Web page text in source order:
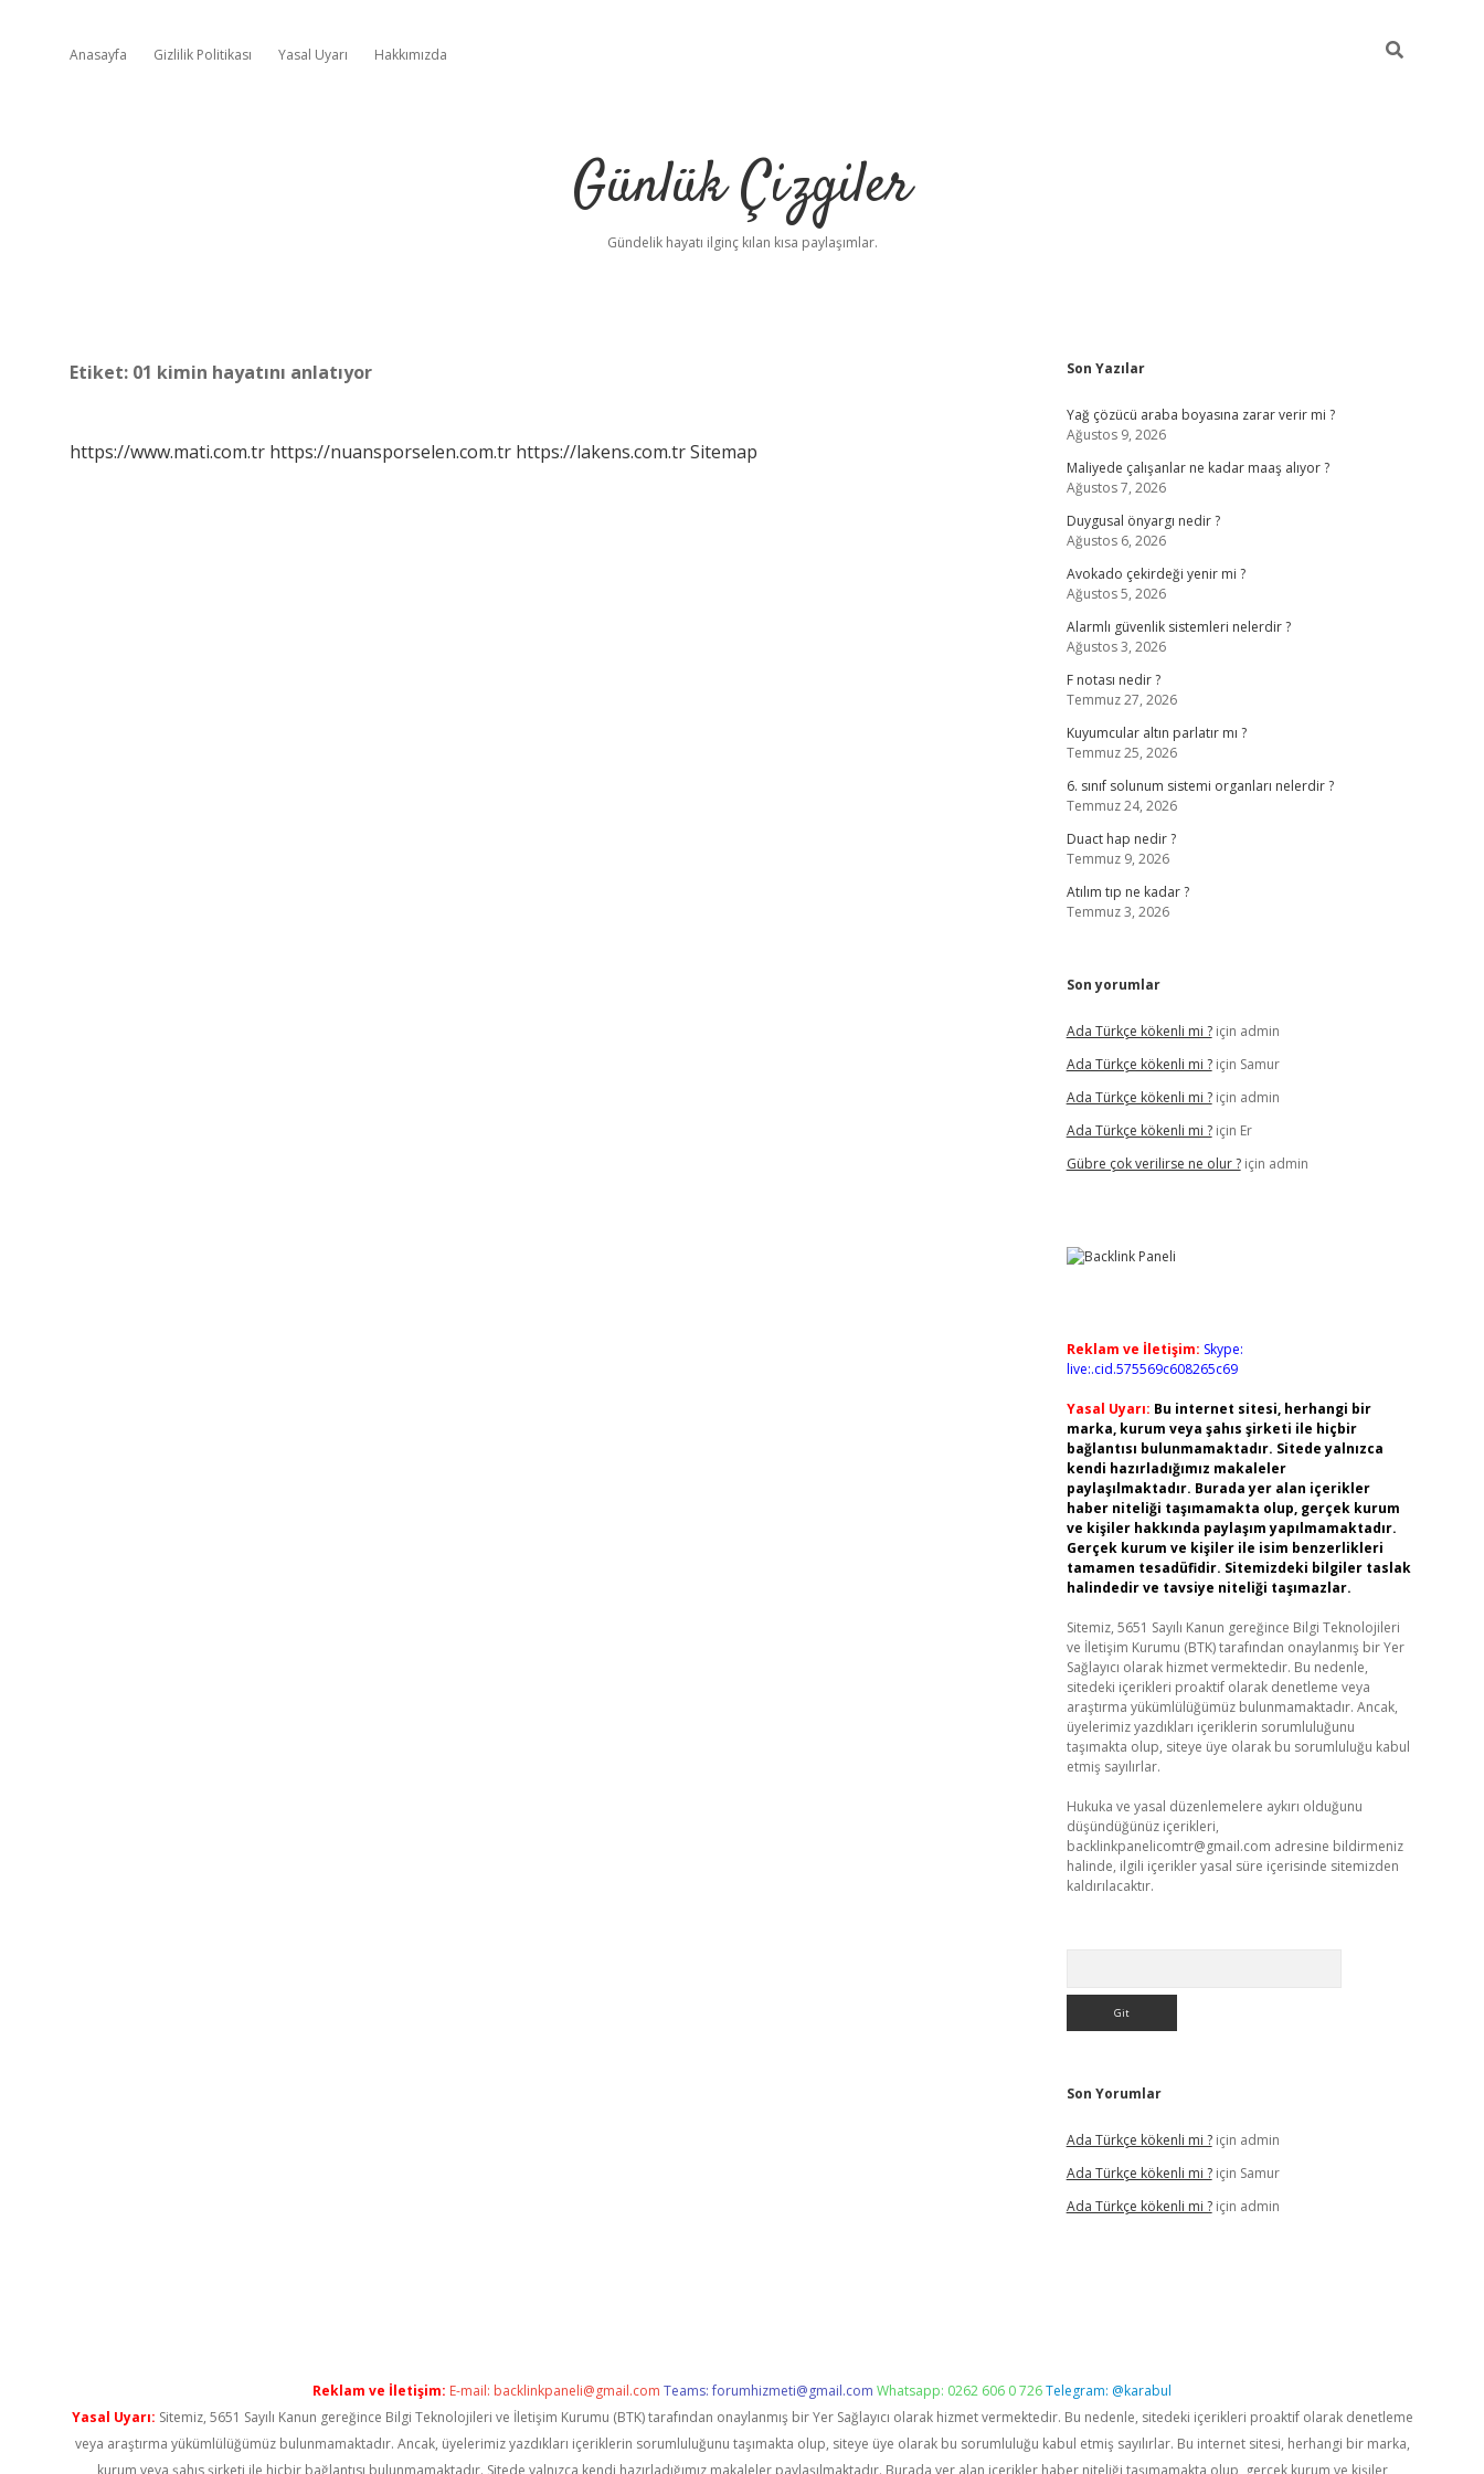
Anasayfa Gizlilik Politikası Yasal Uyarı Hakkımızda
Günlük Çizgiler
Gündelik hayatı ilginç kılan kısa paylaşımlar.
Etiket: 01 kimin hayatını anlatıyor
https://www.mati.com.tr https://nuansporselen.com.tr https://lakens.com.trSitemap
Sidebar
Son Yazılar
Yağ çözücü araba boyasına zarar verir mi ?
Ağustos 9, 2026
Maliyede çalışanlar ne kadar maaş alıyor ?
Ağustos 7, 2026
Duygusal önyargı nedir ?
Ağustos 6, 2026
Avokado çekirdeği yenir mi ?
Ağustos 5, 2026
Alarmlı güvenlik sistemleri nelerdir ?
Ağustos 3, 2026
F notası nedir ?
Temmuz 27, 2026
Kuyumcular altın parlatır mı ?
Temmuz 25, 2026
6. sınıf solunum sistemi organları nelerdir ?
Temmuz 24, 2026
Duact hap nedir ?
Temmuz 9, 2026
Atılım tıp ne kadar ?
Temmuz 3, 2026
Son yorumlar
Ada Türkçe kökenli mi ?için admin
Ada Türkçe kökenli mi ?için Samur
Ada Türkçe kökenli mi ?için admin
Ada Türkçe kökenli mi ?için Er
Gübre çok verilirse ne olur ?için admin
Reklam ve İletişim: Skype:
live:.cid.575569c608265c69
Yasal Uyarı: Bu internet sitesi, herhangi bir
marka, kurum veya şahıs şirketi ile hiçbir
bağlantısı bulunmamaktadır. Sitede yalnızca
kendi hazırladığımız makaleler
paylaşılmaktadır. Burada yer alan içerikler
haber niteliği taşımamakta olup, gerçek kurum
ve kişiler hakkında paylaşım yapılmamaktadır.
Gerçek kurum ve kişiler ile isim benzerlikleri
tamamen tesadüfidir. Sitemizdeki bilgiler taslak
halindedir ve tavsiye niteliği taşımazlar.
Sitemiz, 5651 Sayılı Kanun gereğince Bilgi Teknolojileri
ve İletişim Kurumu (BTK) tarafından onaylanmış bir Yer
Sağlayıcı olarak hizmet vermektedir. Bu nedenle,
sitedeki içerikleri proaktif olarak denetleme veya
araştırma yükümlülüğümüz bulunmamaktadır. Ancak,
üyelerimiz yazdıkları içeriklerin sorumluluğunu
taşımakta olup, siteye üye olarak bu sorumluluğu kabul
etmiş sayılırlar.
Hukuka ve yasal düzenlemelere aykırı olduğunu
düşündüğünüz içerikleri,
backlinkpanelicomtr@gmail.com adresine bildirmeniz
halinde, ilgili içerikler yasal süre içerisinde sitemizden
kaldırılacaktır.
Son Yorumlar
Ada Türkçe kökenli mi ?için admin
Ada Türkçe kökenli mi ?için Samur
Ada Türkçe kökenli mi ?için admin
Reklam ve İletişim: E-mail: backlinkpaneli@gmail.com Teams:forumhizmeti@gmail.com Whatsapp: 0262 606 0 726Telegram: @karabul
Yasal Uyarı: Sitemiz, 5651 Sayılı Kanun gereğince Bilgi Teknolojileri ve İletişim Kurumu (BTK) tarafından onaylanmış bir Yer Sağlayıcı olarak hizmet vermektedir. Bu nedenle, sitedeki içerikleri proaktif olarak denetleme
veya araştırma yükümlülüğümüz bulunmamaktadır. Ancak, üyelerimiz yazdıkları içeriklerin sorumluluğunu taşımakta olup, siteye üye olarak bu sorumluluğu kabul etmiş sayılırlar. Bu internet sitesi, herhangi bir marka,
kurum veya şahıs şirketi ile hiçbir bağlantısı bulunmamaktadır. Sitede yalnızca kendi hazırladığımız makaleler paylaşılmaktadır. Burada yer alan içerikler haber niteliği taşımamakta olup, gerçek kurum ve kişiler